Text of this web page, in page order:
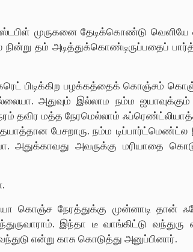
முருகனை தேடிக்கொண்டு
தம் அடித்துக்கொண்டிருப்பதைப்
பிடிக்கிற பழக்கத்தைக் கொஞ்சம்
அதுவும் இல்லாம நம்ம
தவிர மத்த நேரமெல்லாம்
பேசறாரு. நம்ம
அதுக்காவது அவருக்கு மரியாதை
கொஞ்ச நேரத்துக்கு முன்னாடி தான்
இந்தா டீ வாங்கிட்டு வந்துரு
என்று காசு கொடுத்து அனுப்பினார்.